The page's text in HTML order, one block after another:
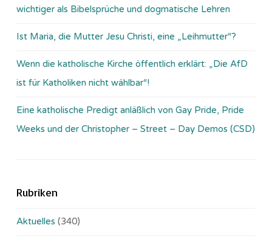
wichtiger als Bibelsprüche und dogmatische Lehren
Ist Maria, die Mutter Jesu Christi, eine „Leihmutter“?
Wenn die katholische Kirche öffentlich erklärt: „Die AfD
ist für Katholiken nicht wählbar“!
Eine katholische Predigt anläßlich von Gay Pride, Pride
Weeks und der Christopher – Street – Day Demos (CSD)
Rubriken
Aktuelles (340)